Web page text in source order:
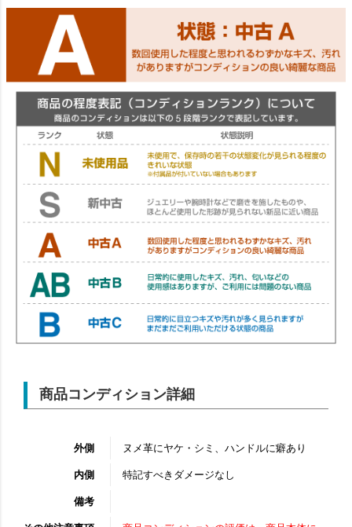
商品コンディション詳細
外側 ヌメ革にヤケ・シミ、ハンドルに癖あり
内側 特記すべきダメージなし
備考